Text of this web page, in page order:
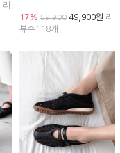
리
17% 59,90049,900원 리
뷰수 : 18개